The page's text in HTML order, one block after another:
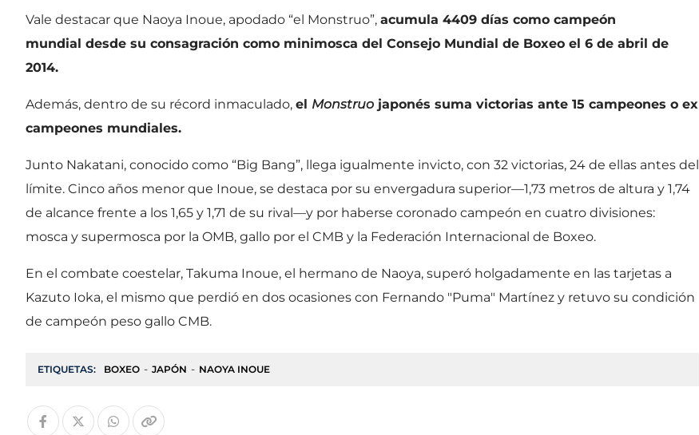
Vale destacar que Naoya Inoue, apodado “el Monstruo”, acumula 4409 días como campeón
mundial desde su consagración como minimosca del Consejo Mundial de Boxeo el 6 de abril de
2014.
Además, dentro de su récord inmaculado, el Monstruo japonés suma victorias ante 15 campeones o ex
campeones mundiales.
Junto Nakatani, conocido como “Big Bang”, llega igualmente invicto, con 32 victorias, 24 de ellas antes del
límite. Cinco años menor que Inoue, se destaca por su envergadura superior—1,73 metros de altura y 1,74
de alcance frente a los 1,65 y 1,71 de su rival—y por haberse coronado campeón en cuatro divisiones:
mosca y supermosca por la OMB, gallo por el CMB y la Federación Internacional de Boxeo.
En el combate coestelar, Takuma Inoue, el hermano de Naoya, superó holgadamente en las tarjetas a
Kazuto Ioka, el mismo que perdió en dos ocasiones con Fernando "Puma" Martínez y retuvo su condición
de campeón peso gallo CMB.
ETIQUETAS: BOXEO JAPÓN NAOYA INOUE